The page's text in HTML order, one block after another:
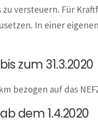
versteuern. Für
In einer
zum 31.3.2020
bezogen auf das
dem 1.4.2020